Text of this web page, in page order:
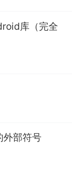
库（完全
外部符号